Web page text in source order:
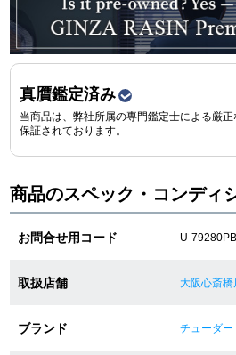
ショッピングローンの流れ
お問い合わせ
ショップサー
保証・アフターサービス
ラッピングサービス
腕時計サイズ調整サービス
真贋鑑定済み
当商品は、弊社所属の専門鑑定士による厳
保証されております。
商品のスペック・コンディ
お問合せ用コード U-
取扱店舗 大阪心斎橋
ブランド チューダー